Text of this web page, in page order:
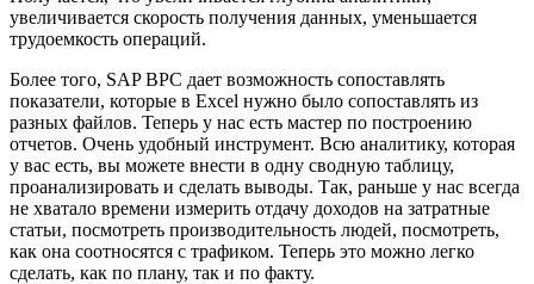
увеличивается скорость получения данных, уменьшается
трудоемкость операций.
Более того, SAP BPC дает возможность сопоставлять
показатели, которые в Excel нужно было сопоставлять из
разных файлов. Теперь у нас есть мастер по построению
отчетов. Очень удобный инструмент. Всю аналитику, которая
у вас есть, вы можете внести в одну сводную таблицу,
проанализировать и сделать выводы. Так, раньше у нас всегда
не хватало времени измерить отдачу доходов на затратные
статьи, посмотреть производительность людей, посмотреть,
как она соотносятся с трафиком. Теперь это можно легко
сделать, как по плану, так и по факту.